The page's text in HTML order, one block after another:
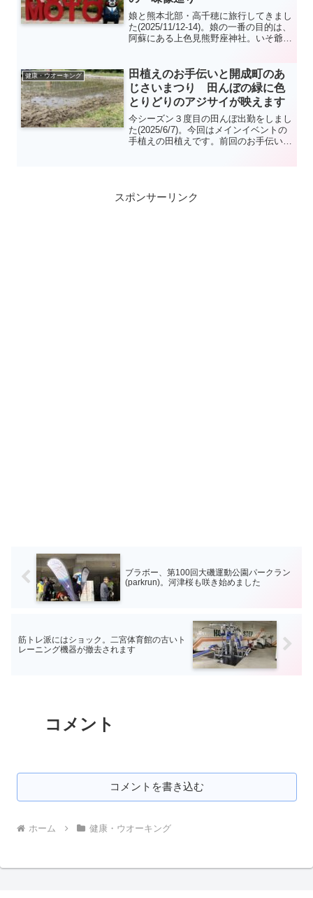
娘と熊本北部・高千穂に旅行してきまし
た(2025/11/12-14)。娘の一番の目的は、
阿蘇にある上色見熊野座神社。いそ爺は
市周辺や阿蘇の有名観光地を訪ねながら
ONE PIECE麦わらの一味像もチラ見す
る計画も入れ込みました(*^_^*)
健康・ウオーキング
田植えのお手伝いと開成町のあ
じさいまつり 田んぼの緑に色
とりどりのアジサイが映えます
今シーズン３度目の田んぼ出勤をしまし
た(2025/6/7)。今回はメインイベントの
手植えの田植えです。前回のお手伝いで
スポンサーリンク
ブラボー、第100回大磯運動公園パークラン
(parkrun)。河津桜も咲き始めました
筋トレ派にはショック。二宮体育館の古いト
レーニング機器が撤去されます
コメント
コメントを書き込む
ホーム 健康・ウオーキング